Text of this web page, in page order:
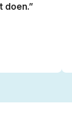
doen.